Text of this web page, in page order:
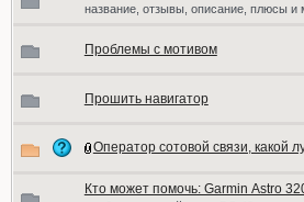
название, отзывы, описание, плюсы и
Проблемы с мотивом
Прошить навигатор
Оператор сотовой связи, какой
Кто может помочь: Garmin Аstro